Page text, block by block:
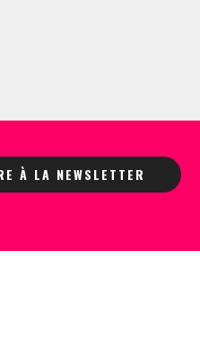
À LA NEWSLETTER